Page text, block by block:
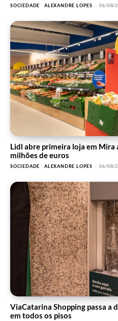
SOCIEDADE ALEXANDRE LOPES - 06/08/
Lidl abre primeira loja em Mira
milhões de euros
SOCIEDADE ALEXANDRE LOPES - 06/08/
ViaCatarina Shopping passa a
em todos os pisos